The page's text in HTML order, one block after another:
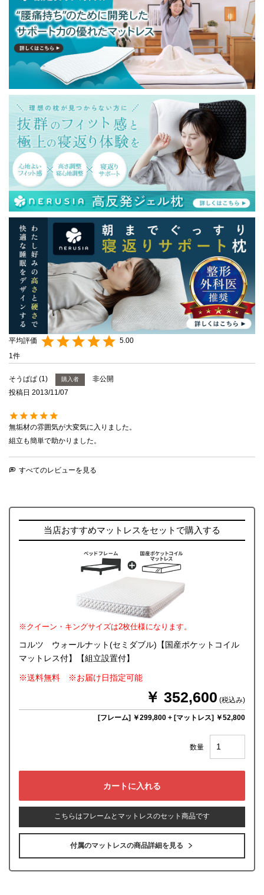
5.00
1
そうぱぱ 1 購入者
非公開
投稿日 2013/11/07
無垢材の雰囲気が大変気に入りました。
組立も簡単で助かりました。
すべてのレビューを見る
当店おすすめマットレスをセットで購入する
※クイーン・キングサイズは2枚仕様になります。
コルツ ウォールナット(セミダブル)【国産ポケットコイル
マットレス付】【組立設置付】
※送料無料 ※お届け日指定可能
￥ 352,600 (税込み)
[フレーム] ￥299,800 + [マットレス] ￥52,800
数量
こちらはフレームとマットレスのセット商品です
付属のマットレスの商品詳細を見る